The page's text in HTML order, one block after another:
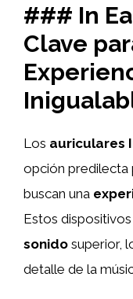
### In
Clave
Los auriculares
opción predilecta
buscan una
Estos
sonido superior,
detalle de la